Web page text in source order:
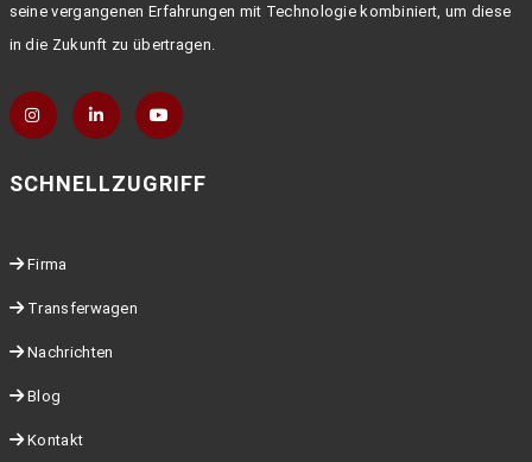
seine vergangenen Erfahrungen mit Technologie kombiniert, um diese
in die Zukunft zu übertragen.
SCHNELLZUGRIFF
Firma
Transferwagen
Nachrichten
Blog
Kontakt